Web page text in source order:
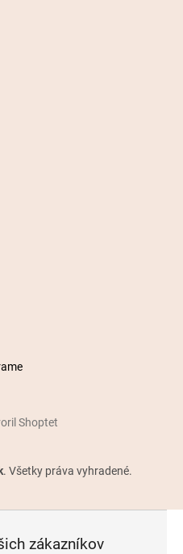
Shoptet
. Všetky práva vyhradené.
zákazníkov